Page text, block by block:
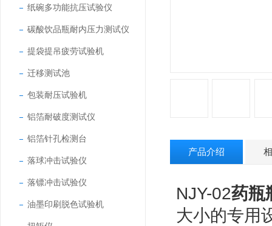
纸碗多功能抗压试验仪
碳酸饮品瓶耐内压力测试仪
提袋提吊疲劳试验机
迁移测试池
包装耐压试验机
铝箔耐破度测试仪
铝箔针孔检测台
落球冲击试验仪
落镖冲击试验仪
油墨印刷脱色试验机
产品介绍
NJY-02药瓶
大小的专用